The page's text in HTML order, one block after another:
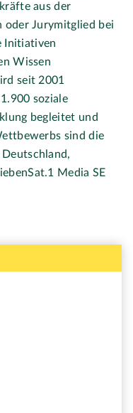
aus der
oder Jurymitglied bei
Initiativen
Wissen
seit 2001
soziale
begleitet und
sind die
Media SE